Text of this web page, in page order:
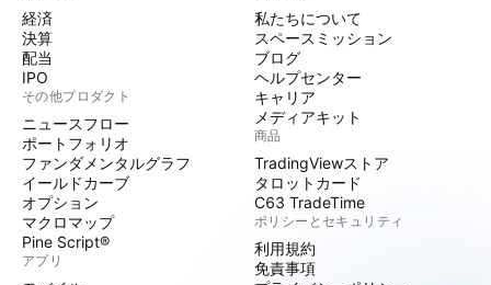
経済
決算
配当
IPO
その他プロダクト
ニュースフロー
ポートフォリオ
ファンダメンタルグラフ
イールドカーブ
オプション
マクロマップ
Pine Script®
アプリ
私たちについて
スペースミッション
ブログ
ヘルプセンター
キャリア
メディアキット
商品
TradingViewストア
タロットカード
C63 TradeTime
ポリシーとセキュリティ
利用規約
免責事項